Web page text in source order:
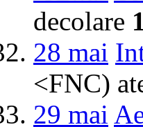
decolare
28 mai
<FNC)
29 mai